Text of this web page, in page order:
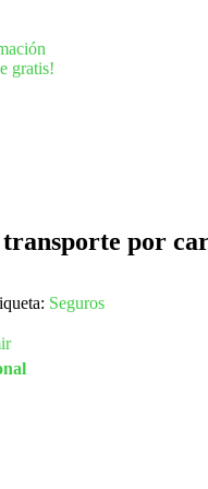
gratis!
transporte por
Seguros